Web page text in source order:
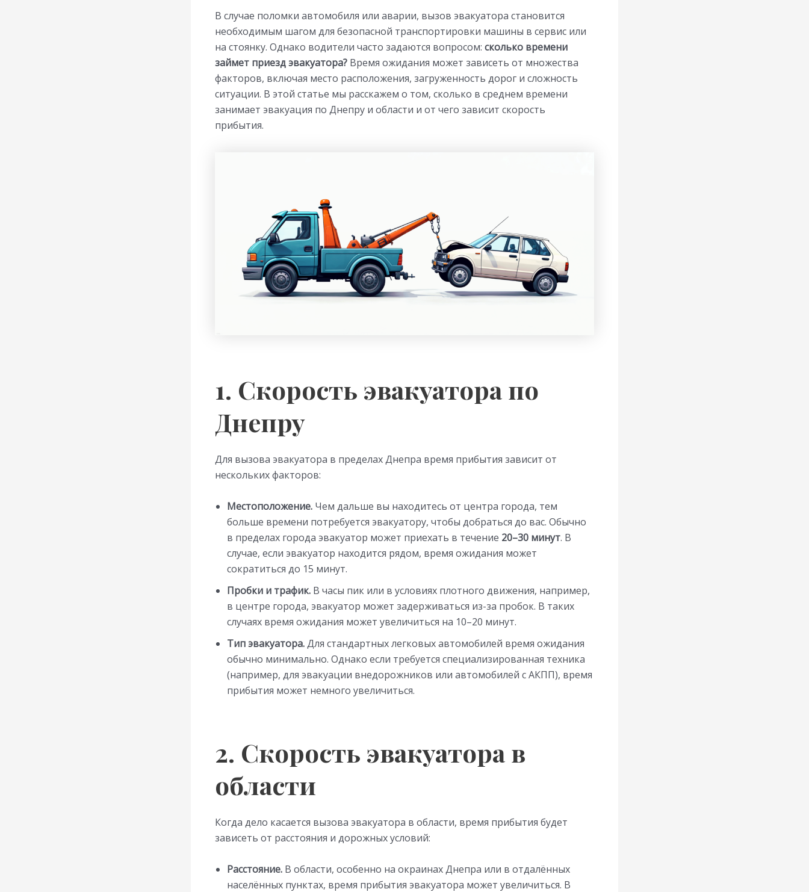
В случае поломки автомобиля или аварии, вызов эвакуатора становится
необходимым шагом для безопасной транспортировки машины в сервис или
на стоянку. Однако водители часто задаются вопросом: сколько времени
займет приезд эвакуатора? Время ожидания может зависеть от множества
факторов, включая место расположения, загруженность дорог и сложность
ситуации. В этой статье мы расскажем о том, сколько в среднем времени
занимает эвакуация по Днепру и области и от чего зависит скорость
прибытия.
1. Скорость эвакуатора по
Днепру
Для вызова эвакуатора в пределах Днепра время прибытия зависит от
нескольких факторов:
Местоположение. Чем дальше вы находитесь от центра города, тем
больше времени потребуется эвакуатору, чтобы добраться до вас. Обычно
в пределах города эвакуатор может приехать в течение 20–30 минут. В
случае, если эвакуатор находится рядом, время ожидания может
сократиться до 15 минут.
Пробки и трафик. В часы пик или в условиях плотного движения, например,
в центре города, эвакуатор может задерживаться из-за пробок. В таких
случаях время ожидания может увеличиться на 10–20 минут.
Тип эвакуатора.Для стандартных легковых автомобилей время ожидания
обычно минимально. Однако если требуется специализированная техника
(например, для эвакуации внедорожников или автомобилей с АКПП), время
прибытия может немного увеличиться.
2. Скорость эвакуатора в
области
Когда дело касается вызова эвакуатора в области, время прибытия будет
зависеть от расстояния и дорожных условий:
Расстояние. В области, особенно на окраинах Днепра или в отдалённых
населённых пунктах, время прибытия эвакуатора может увеличиться. В